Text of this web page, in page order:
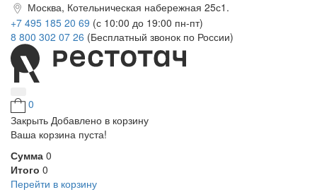
Москва, Котельническая набережная 25с1.
+7 495 185 20 69 (с 10:00 до 19:00 пн-пт)
8 800 302 07 26 (Бесплатный звонок по России)
0
Закрыть Добавлено в корзину
Ваша корзина пуста!
Сумма 0
Итого 0
Перейти в корзину